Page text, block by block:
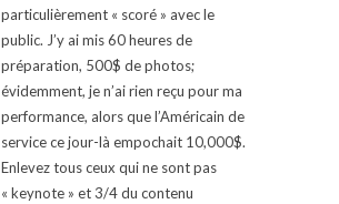
particulièrement « scoré » avec le
public. J’y ai mis 60 heures de
préparation, 500$ de photos;
évidemment, je n’ai rien reçu pour ma
performance, alors que l’Américain de
service ce jour-là empochait 10,000$.
Enlevez tous ceux qui ne sont pas
« keynote » et 3/4 du contenu